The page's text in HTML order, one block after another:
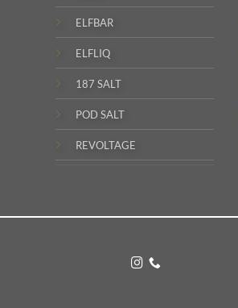
ELFBAR
ELFLIQ
187 SALT
POD SALT
REVOLTAGE